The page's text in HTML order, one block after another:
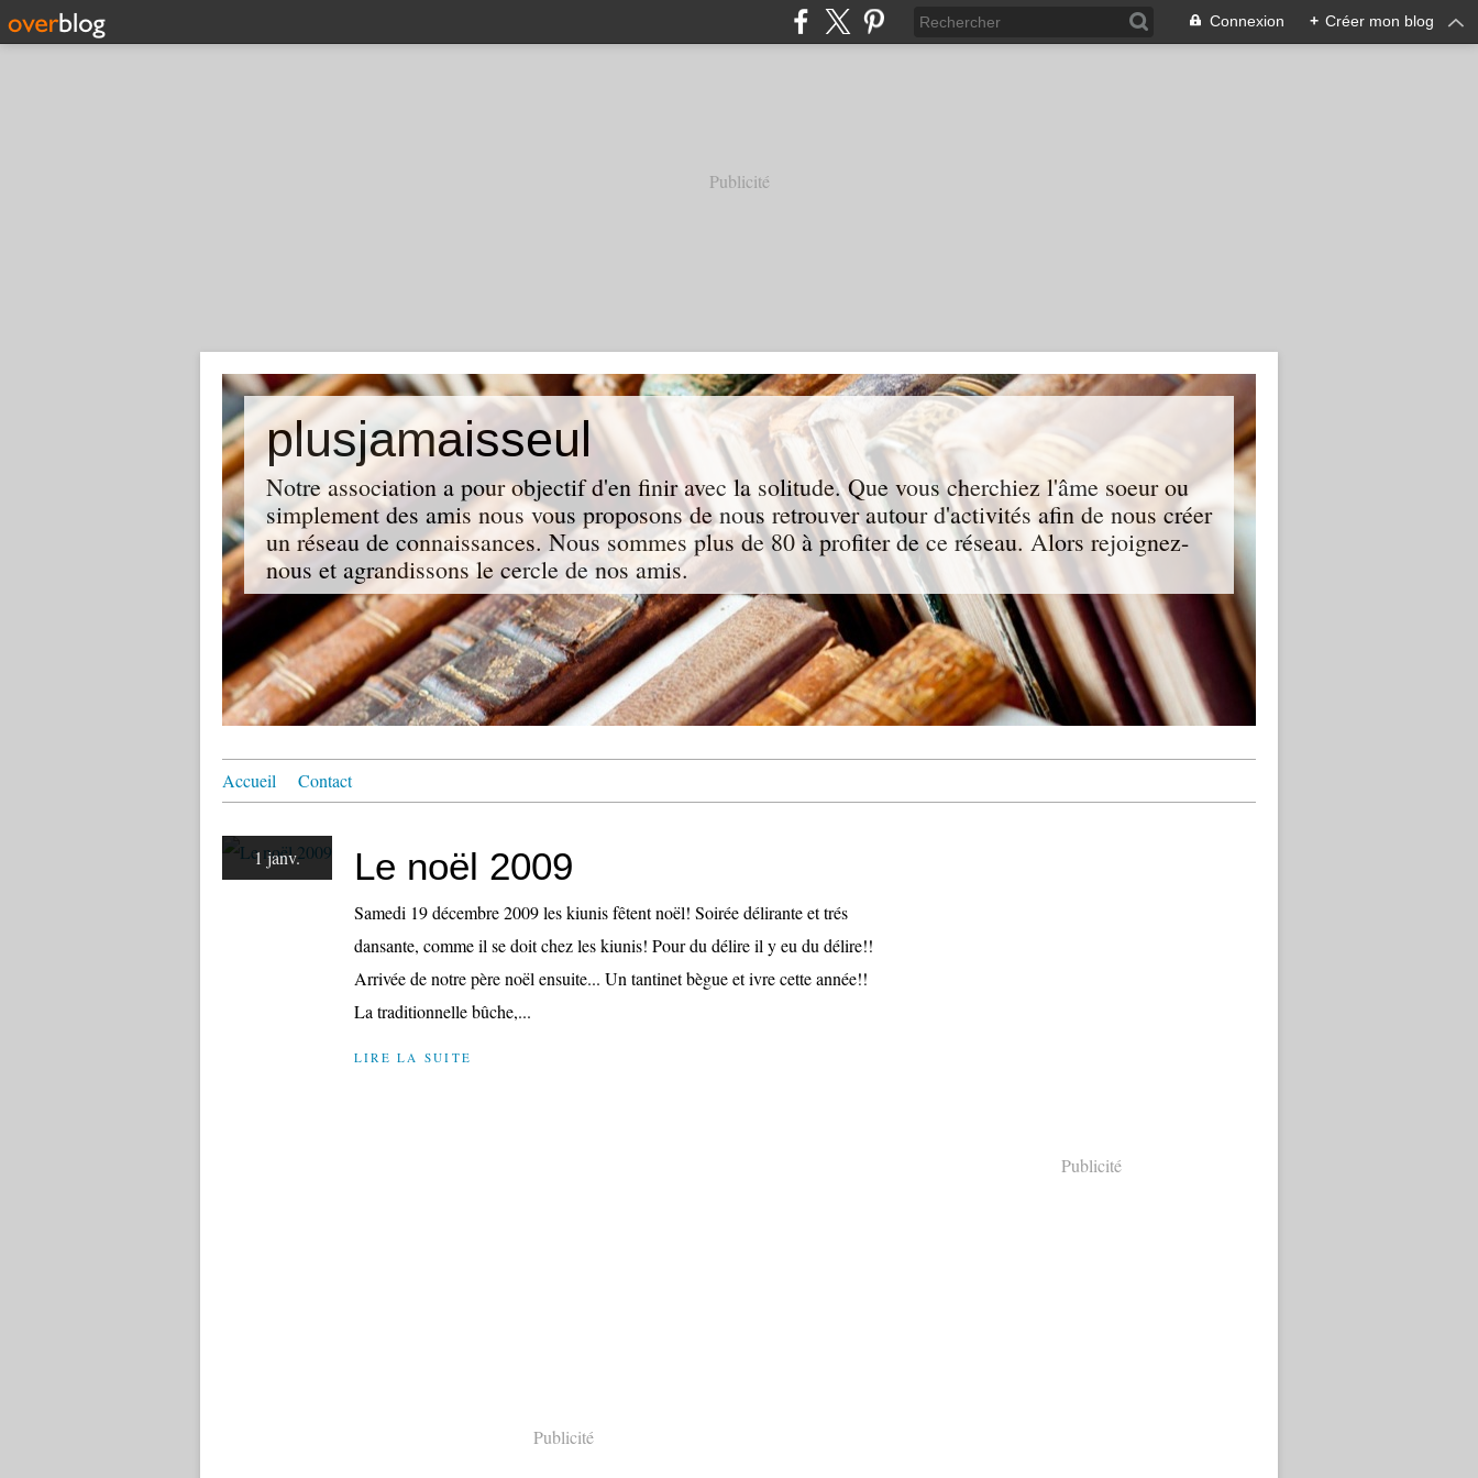
Connexion + Créer mon blog
Publicité
plusjamaisseul
Notre association a pour objectif d'en finir avec la solitude. Que vous cherchiez l'âme soeur ou
simplement des amis nous vous proposons de nous retrouver autour d'activités afin de nous créer
un réseau de connaissances. Nous sommes plus de 80 à profiter de ce réseau. Alors rejoignez-
nous et agrandissons le cercle de nos amis.
Accueil Contact
1 janv. Le noël 2009
Samedi 19 décembre 2009 les kiunis fêtent noël! Soirée délirante et trés
dansante, comme il se doit chez les kiunis! Pour du délire il y eu du délire!!
Arrivée de notre père noël ensuite... Un tantinet bègue et ivre cette année!!
La traditionnelle bûche,...
LIRE LA SUITE
Publicité
Publicité